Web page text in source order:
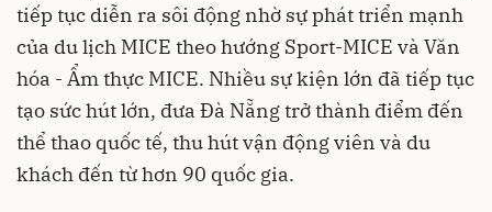
tiếp tục diễn ra sôi động nhờ sự phát triển mạnh
của du lịch MICE theo hướng Sport-MICE và Văn
hóa - Ẩm thực MICE. Nhiều sự kiện lớn đã tiếp tục
tạo sức hút lớn, đưa Đà Nẵng trở thành điểm đến
thể thao quốc tế, thu hút vận động viên và du
khách đến từ hơn 90 quốc gia.